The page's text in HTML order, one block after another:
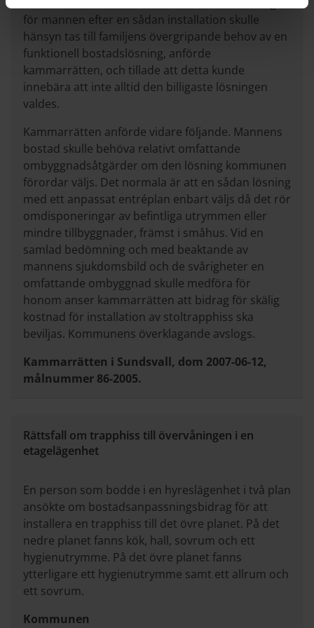
för mannen efter en sådan installation skulle
hänsyn tas till familjens övergripande behov av en
funktionell bostadslösning, anförde
kammarrätten, och tillade att detta kunde
innebära att inte alltid den billigaste lösningen
valdes.
Kammarrätten anförde vidare följande. Mannens
bostad skulle behöva relativt omfattande
ombyggnadsåtgärder om den lösning kommunen
förordar väljs. Det normala är att en sådan lösning
med ett anpassat entréplan enbart väljs då det rör
omdisponeringar av befintliga utrymmen eller
mindre tillbyggnader, främst i småhus. Vid en
samlad bedömning och med beaktande av
mannens sjukdomsbild och de svårigheter en
omfattande ombyggnad skulle medföra för
honom anser kammarrätten att bidrag för skälig
kostnad för installation av stoltrapphiss ska
beviljas. Kommunens överklagande avslogs.
Kammarrätten i Sundsvall, dom 2007-06-12,
målnummer 86-2005.
Rättsfall om trapphiss till övervåningen i en
etagelägenhet
En person som bodde i en hyreslägenhet i två plan
ansökte om bostadsanpassningsbidrag för att
installera en trapphiss till det övre planet. På det
nedre planet fanns kök, hall, sovrum och ett
hygienutrymme. På det övre planet fanns
ytterligare ett hygienutrymme samt ett allrum och
ett sovrum.
Kommunen